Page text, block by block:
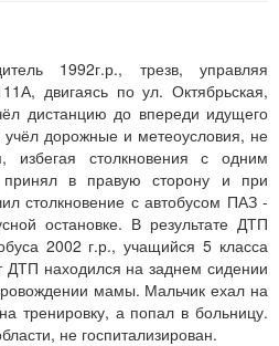
1992г.р., трезв, управляя
двигаясь по ул. Октябрьская,
дистанцию до впереди идущего
учёл дорожные и метеоусловия, не
избегая столкновения с одним
принял в правую сторону и при
столкновение с автобусом ПАЗ -
остановке. В результате ДТП
2002 г.р., учащийся 5 класса
находился на заднем сидении
мамы. Мальчик ехал на
тренировку, а попал в больницу.
не госпитализирован.